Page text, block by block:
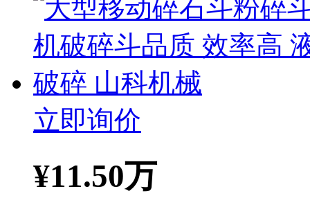
立即询价
¥11.50万